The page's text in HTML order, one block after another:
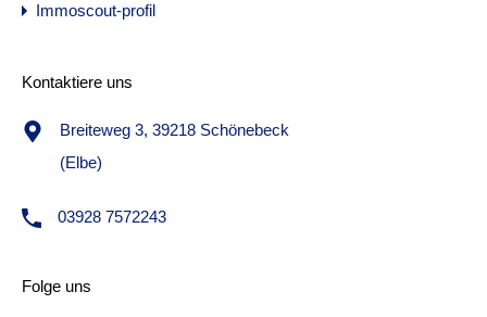
Immoscout-profil
Kontaktiere uns
Breiteweg 3, 39218 Schönebeck
(Elbe)
03928 7572243
Folge uns